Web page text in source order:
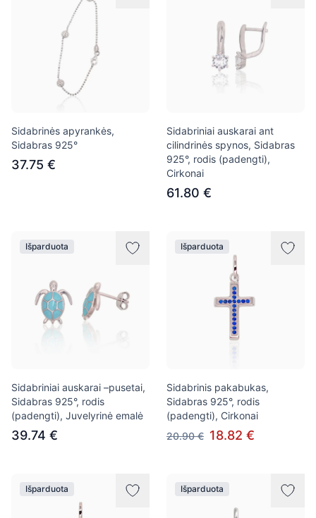
Sidabrinės apyrankės,
Sidabras 925°
37.75 €
Sidabriniai auskarai ant
cilindrinės spynos, Sidabras
925°, rodis (padengti),
Cirkonai
61.80 €
Išparduota
Sidabriniai auskarai –pusetai,
Sidabras 925°, rodis
(padengti), Juvelyrinė emalė
39.74 €
Išparduota
Sidabrinis pakabukas,
Sidabras 925°, rodis
(padengti), Cirkonai
20.90 € 18.82 €
Išparduota Išparduota